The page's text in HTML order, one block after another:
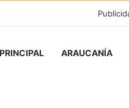
PRINCIPAL ARAUCANÍA